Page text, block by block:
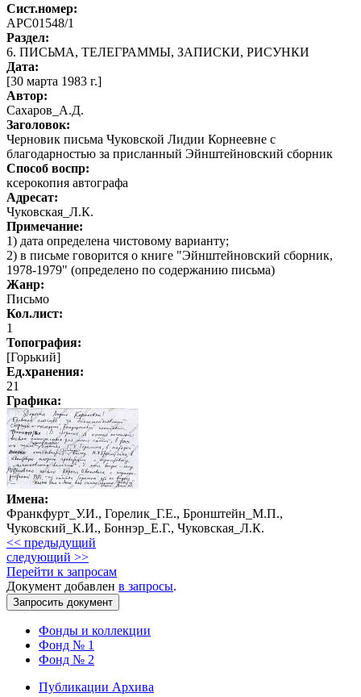
Сист.номер:
АРС01548/1
Раздел:
6. ПИСЬМА, ТЕЛЕГРАММЫ, ЗАПИСКИ, РИСУНКИ
Дата:
[30 марта 1983 г.]
Автор:
Сахаров_А.Д.
Заголовок:
Черновик письма Чуковской Лидии Корнеевне с
благодарностью за присланный Эйнштейновский сборник
Способ воспр:
ксерокопия автографа
Адресат:
Чуковская_Л.К.
Примечание:
1) дата определена чистовому варианту;
2) в письме говорится о книге "Эйнштейновский сборник,
1978-1979" (определено по содержанию письма)
Жанр:
Письмо
Кол.лист:
1
Топография:
[Горький]
Ед.хранения:
21
Графика:
Имена:
Франкфурт_У.И., Горелик_Г.Е., Бронштейн_М.П.,
Чуковский_К.И., Боннэр_Е.Г., Чуковская_Л.К.
<< предыдущий
следующий >>
Перейти к запросам
Документ добавлен в запросы.
Фонды и коллекции
Фонд № 1
Фонд № 2
Публикации Архива